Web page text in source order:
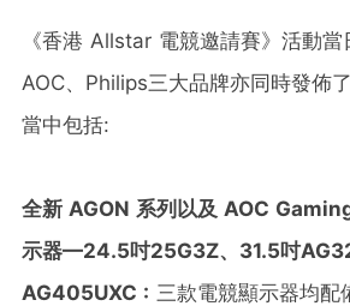
《香港 Allstar 電競邀請賽》活動當
AOC、Philips三大品牌亦同時發佈
當中包括:
全新 AGON 系列以及 AOC
示器—24.5吋25G3Z、 31.5吋
AG405UXC : 三款電競顯示器均